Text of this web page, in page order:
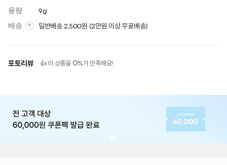
용량 9g
배송 ? 일반배송 2,500원 (2만원 이상 무료배송)
포토리뷰 👍 이 상품을 0%가 만족해요!